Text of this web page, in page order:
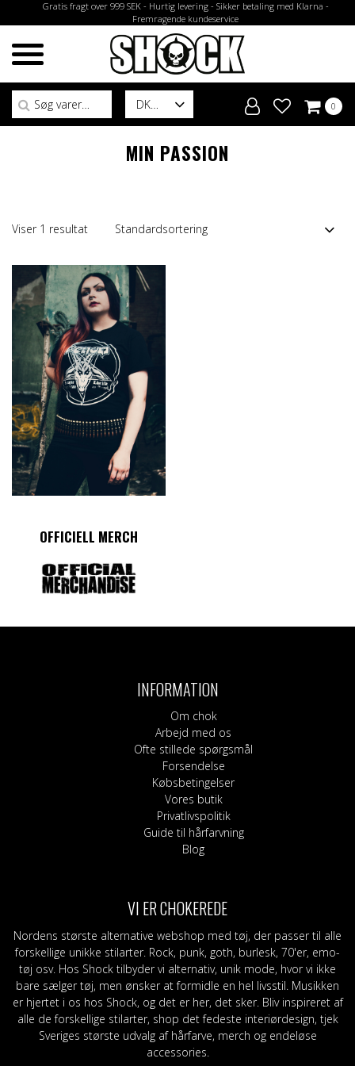
Gratis fragt over 999 SEK - Hurtig levering - Sikker betaling med Klarna -
Fremragende kundeservice
DK
Søg efter:
0
MIN PASSION
Viser 1 resultat
OFFICIELL MERCH
INFORMATION
Om chok
Arbejd med os
Ofte stillede spørgsmål
Forsendelse
Købsbetingelser
Vores butik
Privatlivspolitik
Guide til hårfarvning
Blog
VI ER CHOKEREDE
Nordens største alternative webshop med tøj, der passer til alle
forskellige unikke stilarter. Rock, punk, goth, burlesk, 70'er, emo-
tøj osv. Hos Shock tilbyder vi alternativ, unik mode, hvor vi ikke
bare sælger tøj, men ønsker at formidle en hel livsstil. Musikken
er hjertet i os hos Shock, og det er her, det sker. Bliv inspireret af
alle de forskellige stilarter, shop det fedeste interiørdesign, tjek
Sveriges største udvalg af hårfarve, merch og endeløse
accessories.